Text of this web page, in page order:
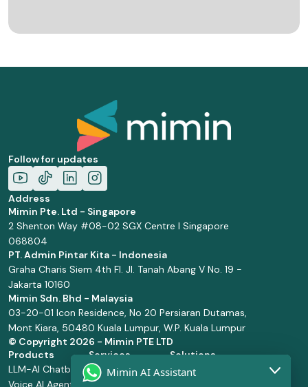
Follow for updates
Address
Mimin Pte. Ltd - Singapore
2 Shenton Way #08-02 SGX Centre I Singapore
068804
PT. Admin Pintar Kita - Indonesia
Graha Charis Siem 4th Fl. Jl. Tanah Abang V No. 19 -
Jakarta 10160
Mimin Sdn. Bhd - Malaysia
03-20-01 Icon Residence, No 20 Persiaran Dutamas,
Mont Kiara, 50480 Kuala Lumpur, W.P. Kuala Lumpur
© Copyright 2026 - Mimin PTE LTD
Products
LLM-AI Chatbot
Voice AI Agents
Services
Solution Design
and
Solutions
Retail and
Mimin AI Assistant